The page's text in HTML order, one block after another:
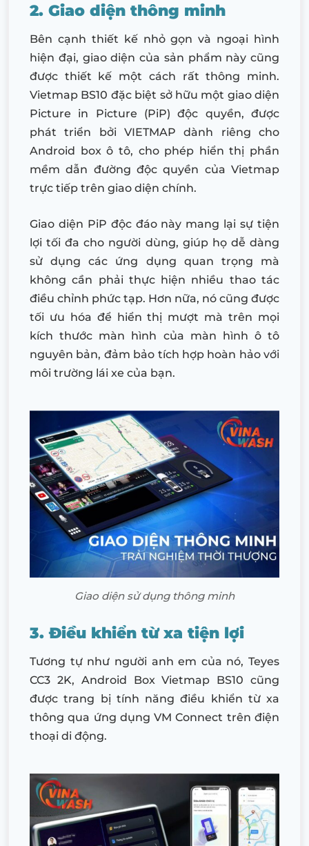
2. Giao diện thông minh
Bên cạnh thiết kế nhỏ gọn và ngoại hình
hiện đại, giao diện của sản phẩm này cũng
được thiết kế một cách rất thông minh.
Vietmap BS10 đặc biệt sở hữu một giao diện
Picture in Picture (PiP) độc quyền, được
phát triển bởi VIETMAP dành riêng cho
Android box ô tô, cho phép hiển thị phần
mềm dẫn đường độc quyền của Vietmap
trực tiếp trên giao diện chính.
Giao diện PiP độc đáo này mang lại sự tiện
lợi tối đa cho người dùng, giúp họ dễ dàng
sử dụng các ứng dụng quan trọng mà
không cần phải thực hiện nhiều thao tác
điều chỉnh phức tạp. Hơn nữa, nó cũng được
tối ưu hóa để hiển thị mượt mà trên mọi
kích thước màn hình của màn hình ô tô
nguyên bản, đảm bảo tích hợp hoàn hảo với
môi trường lái xe của bạn.
Giao diện sử dụng thông minh
3. Điều khiển từ xa tiện lợi
Tương tự như người anh em của nó, Teyes
CC3 2K, Android Box Vietmap BS10 cũng
được trang bị tính năng điều khiển từ xa
thông qua ứng dụng VM Connect trên điện
thoại di động.